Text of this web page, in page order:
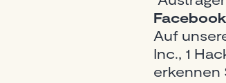
Auf
Inc., 1
erkennen